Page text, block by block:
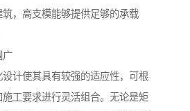
，高支模能够提供足够的承载
广
计使其具有较强的适应性，可根
工要求进行灵活组合。无论是矩